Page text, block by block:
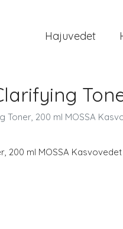
Hajuvedet
Toner, 200 ml MOSSA